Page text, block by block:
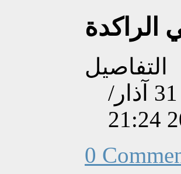
الراكدة
التفاصيل
تم إنشاءه بتاريخ الأحد, 31 آذار/
0